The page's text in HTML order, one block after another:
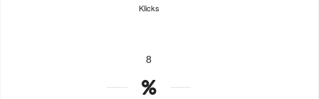
Klicks
8